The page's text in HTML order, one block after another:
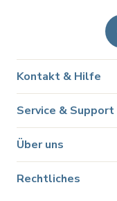
Kontakt & Hilfe
Service & Support
Über uns
Rechtliches